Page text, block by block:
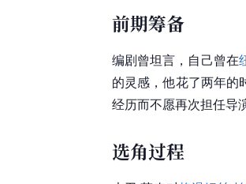
前期筹备
编剧曾坦言，自己曾在
的灵感，他花了两年的
经历而不愿再次担任导
选角过程